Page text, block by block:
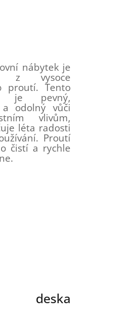
nábytek je
z vysoce
proutí. Tento
je pevný,
odolný vůči
vlivům,
léta radosti
Proutí
čistí a rychle
deska